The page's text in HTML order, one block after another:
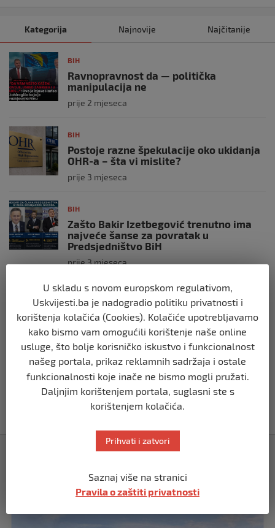
Kategorija Najnovije Najčitanije
BIH
Ravnopravnost da — politička
manipulacija ne
prije 2 mjeseca
BIH
Postoje razne špekulacije oko ukidanja
OHR-a – šta vi mislite?
prije 3 mjeseca
BIH
Zašto Bakir Izetbegović trenutno ima
najveće šanse za povratak u
Predsjedništvo BiH
prije 3 mjeseca
BIH
Demantij Federalnog ministarstva
unutrašnjih poslova
prije 5 mjeseci
BIH
Akcija SIPA-e: Pretresaju se stambeni i
pomoćni objekti
prije 5 mjeseci
U skladu s novom europskom regulativom,
Uskvijesti.ba je nadogradio politiku privatnosti i
korištenja kolačića (Cookies). Kolačiće upotrebljavamo
kako bismo vam omogućili korištenje naše online
usluge, što bolje korisničko iskustvo i funkcionalnost
našeg portala, prikaz reklamnih sadržaja i ostale
funkcionalnosti koje inače ne bismo mogli pružati.
Daljnjim korištenjem portala, suglasni ste s
korištenjem kolačića.
Prihvati i zatvori
Saznaj više na stranici
Pravila o zaštiti privatnosti